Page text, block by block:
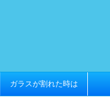
ガラスが割れた時は